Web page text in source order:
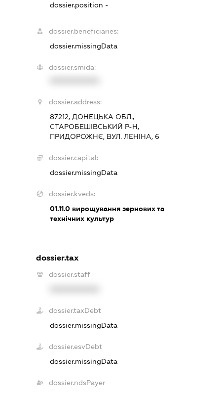
dossier.position -
dossier.beneficiaries:
dossier.missingData
dossier.smida:
dossier.address:
87212, ДОНЕЦЬКА ОБЛ.,
СТАРОБЕШІВСЬКИЙ Р-Н,
ПРИДОРОЖНЄ, ВУЛ. ЛЕНІНА, 6
dossier.capital:
dossier.missingData
dossier.kveds:
01.11.0 вирощування зернових та
технічних культур
dossier.tax
dossier.staff
dossier.taxDebt
dossier.missingData
dossier.esvDebt
dossier.missingData
dossier.ndsPayer